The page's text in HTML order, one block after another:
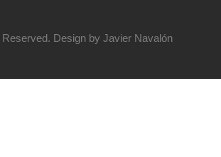
Design by Javier Navalón